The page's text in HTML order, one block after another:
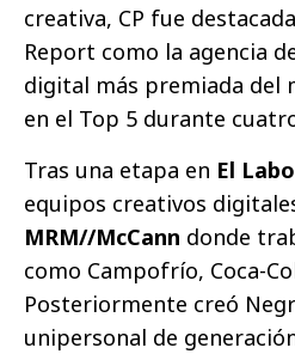
creativa, CP fue
Report como la agencia
digital más premiada del
en el Top 5 durante
Tras una etapa en El
equipos creativos
MRM//McCann donde
como Campofrío, Coca-
Posteriormente creó
unipersonal de